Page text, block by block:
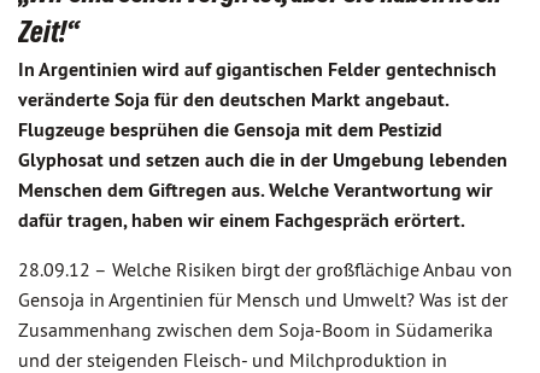
Zeit!“
In Argentinien wird auf gigantischen Felder gentechnisch
veränderte Soja für den deutschen Markt angebaut.
Flugzeuge besprühen die Gensoja mit dem Pestizid
Glyphosat und setzen auch die in der Umgebung lebenden
Menschen dem Giftregen aus. Welche Verantwortung wir
dafür tragen, haben wir einem Fachgespräch erörtert.
28.09.12 – Welche Risiken birgt der großflächige Anbau von
Gensoja in Argentinien für Mensch und Umwelt? Was ist der
Zusammenhang zwischen dem Soja-Boom in Südamerika
und der steigenden Fleisch- und Milchproduktion in